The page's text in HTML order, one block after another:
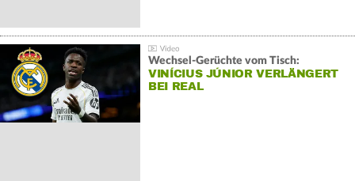
Wechsel-Gerüchte vom Tisch:
VINÍCIUS JÚNIOR VERLÄNGERT
BEI REAL